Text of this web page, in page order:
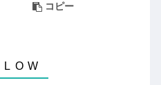
コピー